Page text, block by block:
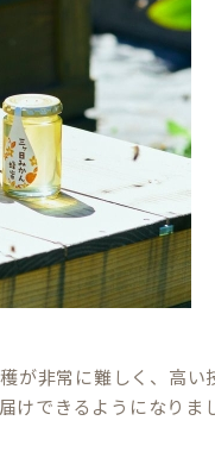
が非常に難しく、高い
けできるようになりま